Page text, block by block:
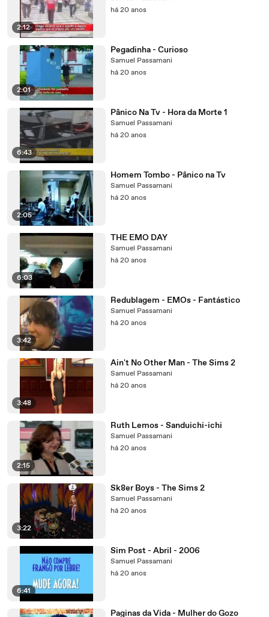
2:12
há 20 anos
2:01
Pegadinha - Curioso
Samuel Passamani
há 20 anos
6:43
Pânico Na Tv - Hora da Morte 1
Samuel Passamani
há 20 anos
2:05
Homem Tombo - Pânico na Tv
Samuel Passamani
há 20 anos
6:03
THE EMO DAY
Samuel Passamani
há 20 anos
3:42
Redublagem - EMOs - Fantástico
Samuel Passamani
há 20 anos
3:48
Ain't No Other Man - The Sims 2
Samuel Passamani
há 20 anos
2:15
Ruth Lemos - Sanduichi-ichi
Samuel Passamani
há 20 anos
3:22
Sk8er Boys - The Sims 2
Samuel Passamani
há 20 anos
6:41
Sim Post - Abril - 2006
Samuel Passamani
há 20 anos
Paginas da Vida - Mulher do Gozo